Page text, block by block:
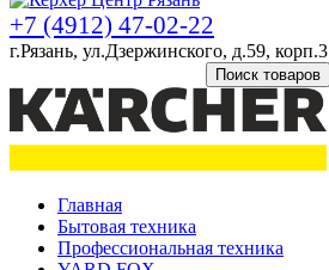
+7 (4912) 47-02-22
г.Рязань, ул.Дзержинского, д.59, корп.3
Поиск товаров
Главная
Бытовая техника
Профессиональная техника